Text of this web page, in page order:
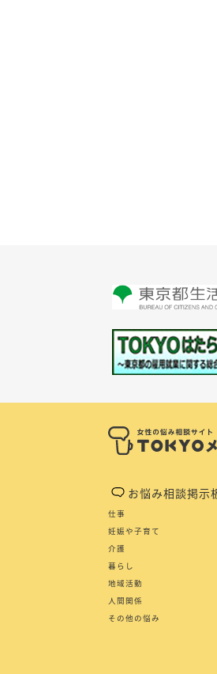
お悩み相談掲示
仕事
妊娠や子育て
介護
暮らし
地域活動
人間関係
その他の悩み